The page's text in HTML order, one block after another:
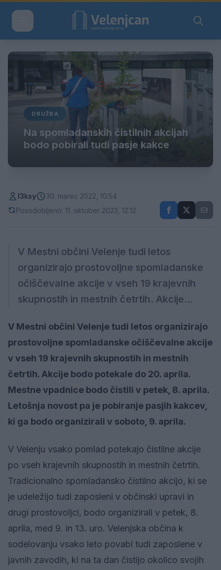
DRUŽBA
Na spomladanskih čistilnih akcijah
bodo pobirali tudi pasje kakce
l3ksy
30. marec 2022, 10:54
Posodobljeno: 11. oktober 2023, 12:12
V Mestni občini Velenje tudi letos
organizirajo prostovoljne spomladanske
očiščevalne akcije v vseh 19 krajevnih
skupnostih in mestnih četrtih. Akcije...
V Mestni občini Velenje tudi letos organizirajo
prostovoljne spomladanske očiščevalne akcije
v vseh 19 krajevnih skupnostih in mestnih
četrtih. Akcije bodo potekale do 20. aprila.
Mestne vpadnice bodo čistili v petek, 8. aprila.
Letošnja novost pa je pobiranje pasjih kakcev,
ki ga bodo organizirali v soboto, 9. aprila.
V Velenju vsako pomlad potekajo čistilne akcije
po vseh krajevnih skupnostih in mestnih četrtih.
Tradicionalno spomladansko čistilno akcijo, ki se
je udeležijo tudi zaposleni v občinski upravi in
drugi prostovoljci, bodo organizirali v petek, 8.
aprila, med 9. in 13. uro. Velenjska občina k
sodelovanju vsako leto povabi tudi zaposlene v
javnih zavodih, ki na ta dan čistijo okolico svojih